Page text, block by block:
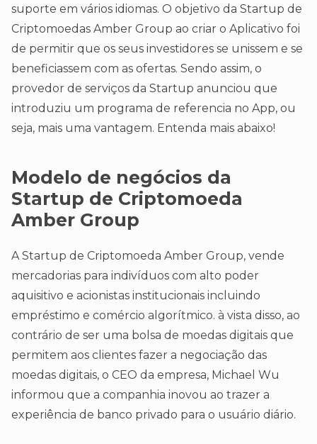
suporte em vários idiomas. O objetivo da Startup de
Criptomoedas Amber Group ao criar o Aplicativo foi
de permitir que os seus investidores se unissem e se
beneficiassem com as ofertas. Sendo assim, o
provedor de serviços da Startup anunciou que
introduziu um programa de referencia no App, ou
seja, mais uma vantagem. Entenda mais abaixo!
Modelo de negócios da
Startup de Criptomoeda
Amber Group
A Startup de Criptomoeda Amber Group, vende
mercadorias para indivíduos com alto poder
aquisitivo e acionistas institucionais incluindo
empréstimo e comércio algorítmico. à vista disso, ao
contrário de ser uma bolsa de moedas digitais que
permitem aos clientes fazer a negociação das
moedas digitais, o CEO da empresa, Michael Wu
informou que a companhia inovou ao trazer a
experiência de banco privado para o usuário diário.